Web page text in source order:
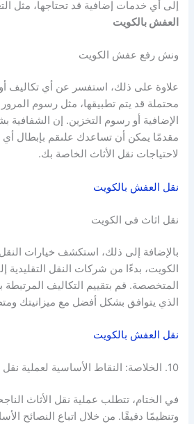
إلى أي خدمات إضافية قد تحتاجها، مثل
العفش بالكويت
ونش رفع عفش الكويت
علاوة على ذلك، استفسر عن أي تكاليف
محتملة قد يتم تطبيقها، مثل رسوم
الإضافية أو رسوم التخزين. إن الشفافية
مقدمًا يمكن أن تساعدك علىقم بإبطال أي
لاحتياجات نقل الأثاث الخاصة بك.
نقل العفش بالكويت
نقل اثاث فى الكويت
بالإضافة إلى ذلك، استكشف خيارات
الكويت، بدءًا من شركات النقل التقليدية
المتخصصة. قم بتقييم التكاليف المرتبطة
الذي يتوافق بشكل أفضل مع ميزانيتك
نقل العفش بالكويت
10. الخلاصة: النقاط الأساسية لعملية نقل أثاث ناجحة في الكويت
في الختام، تتطلب عملية نقل الأثاث
وتنظيمًا دقيقًا. من خلال اتباع النصائح